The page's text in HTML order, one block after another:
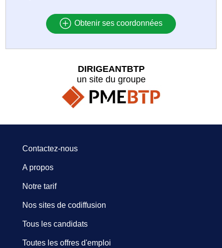
Obtenir ses coordonnées
DIRIGEANTBTP
un site du groupe
Contactez-nous
A propos
Notre tarif
Nos sites de codiffusion
Tous les candidats
Toutes les offres d'emploi